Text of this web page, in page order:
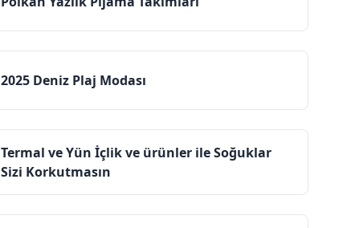
2025 Deniz Plaj Modası
Termal ve Yün İçlik ve ürünler ile Soğuklar
Sizi Korkutmasın